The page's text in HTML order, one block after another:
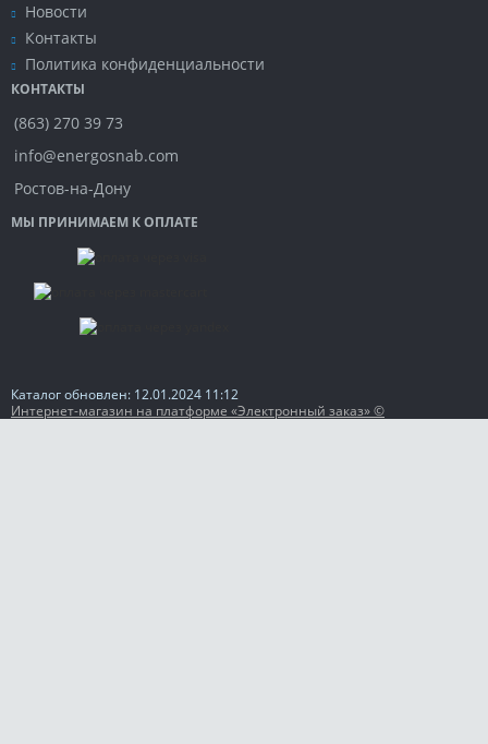
Новости
Контакты
Политика конфиденциальности
КОНТАКТЫ
(863) 270 39 73
info@energosnab.com
Ростов-на-Дону
МЫ ПРИНИМАЕМ К ОПЛАТЕ
Каталог обновлен: 12.01.2024 11:12
Интернет-магазин на платформе «Электронный заказ» ©